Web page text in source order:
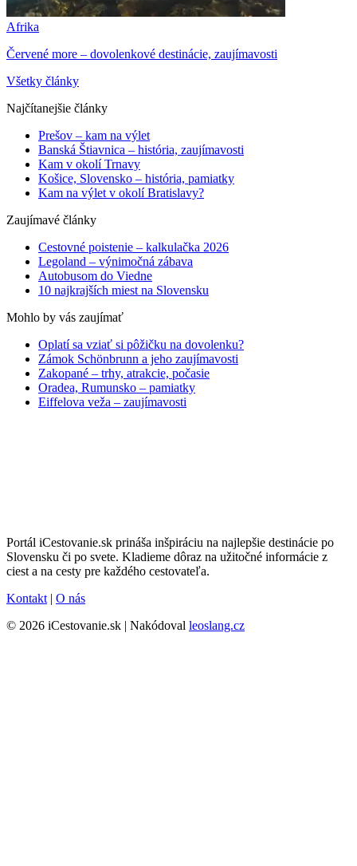
Afrika
Červené more – dovolenkové destinácie, zaujímavosti
Všetky články
Najčítanejšie články
Prešov – kam na výlet
Banská Štiavnica – história, zaujímavosti
Kam v okolí Trnavy
Košice, Slovensko – história, pamiatky
Kam na výlet v okolí Bratislavy?
Zaujímavé články
Cestovné poistenie – kalkulačka 2026
Legoland – výnimočná zábava
Autobusom do Viedne
10 najkrajších miest na Slovensku
Mohlo by vás zaujímať
Oplatí sa vziať si pôžičku na dovolenku?
Zámok Schönbrunn a jeho zaujímavosti
Zakopané – trhy, atrakcie, počasie
Oradea, Rumunsko – pamiatky
Eiffelova veža – zaujímavosti
Portál iCestovanie.sk prináša inšpiráciu na najlepšie destinácie po
Slovensku či po svete. Kladieme dôraz na užitočné informácie z
ciest a na cesty pre každého cestovateľa.
Kontakt | O nás
© 2026 iCestovanie.sk | Nakódoval leoslang.cz